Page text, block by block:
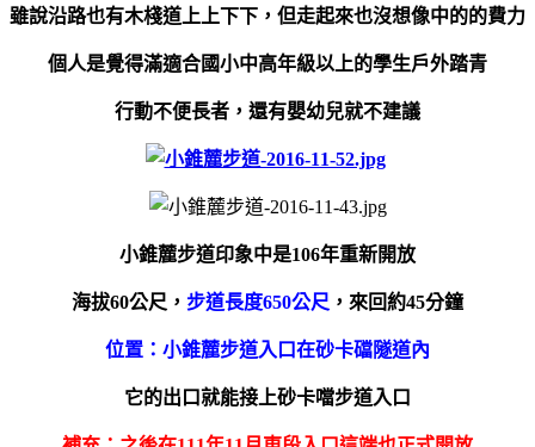
雖說沿路也有木棧道上上下下，但走起來也沒想像中的的費力
個人是覺得滿適合國小中高年級以上的學生戶外踏青
行動不便長者，還有嬰幼兒就不建議
小錐麓步道印象中是106年重新開放
海拔60公尺， 步道長度650公尺 ，來回約45分鐘
位置：小錐麓步道入口在砂卡礑隧道內
它的出口就能接上砂卡噹步道入口